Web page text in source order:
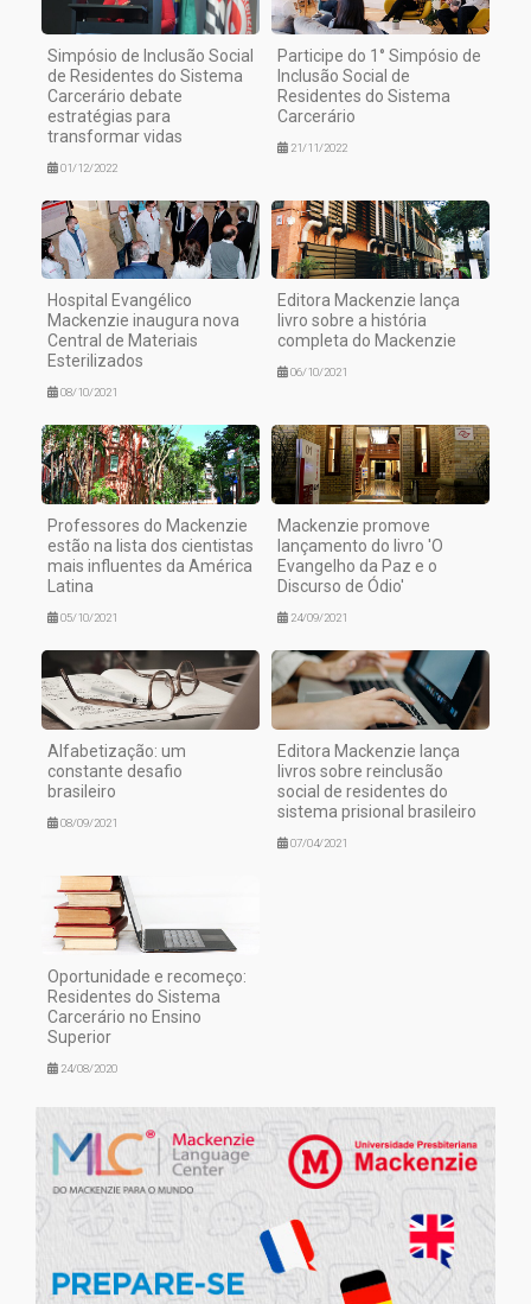
Simpósio de Inclusão Social
de Residentes do Sistema
Carcerário debate
estratégias para
transformar vidas
01/12/2022
Participe do 1° Simpósio de
Inclusão Social de
Residentes do Sistema
Carcerário
21/11/2022
Hospital Evangélico
Mackenzie inaugura nova
Central de Materiais
Esterilizados
08/10/2021
Editora Mackenzie lança
livro sobre a história
completa do Mackenzie
06/10/2021
Professores do Mackenzie
estão na lista dos cientistas
mais influentes da América
Latina
05/10/2021
Mackenzie promove
lançamento do livro 'O
Evangelho da Paz e o
Discurso de Ódio'
24/09/2021
Alfabetização: um
constante desafio
brasileiro
08/09/2021
Editora Mackenzie lança
livros sobre reinclusão
social de residentes do
sistema prisional brasileiro
07/04/2021
Oportunidade e recomeço:
Residentes do Sistema
Carcerário no Ensino
Superior
24/08/2020